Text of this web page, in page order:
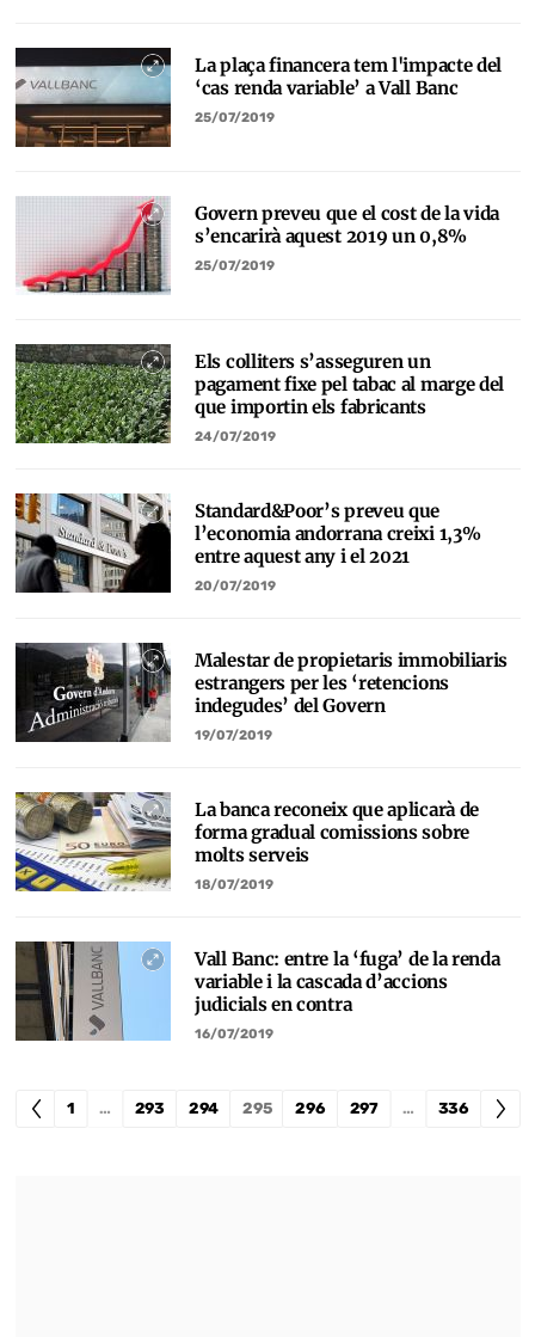
La plaça financera tem l'impacte del
‘cas renda variable’ a Vall Banc
25/07/2019
Govern preveu que el cost de la vida
s’encarirà aquest 2019 un 0,8%
25/07/2019
Els colliters s’asseguren un
pagament fixe pel tabac al marge del
que importin els fabricants
24/07/2019
Standard&Poor’s preveu que
l’economia andorrana creixi 1,3%
entre aquest any i el 2021
20/07/2019
Malestar de propietaris immobiliaris
estrangers per les ‘retencions
indegudes’ del Govern
19/07/2019
La banca reconeix que aplicarà de
forma gradual comissions sobre
molts serveis
18/07/2019
Vall Banc: entre la ‘fuga’ de la renda
variable i la cascada d’accions
judicials en contra
16/07/2019
1 … 293 294 295 296 297 … 336